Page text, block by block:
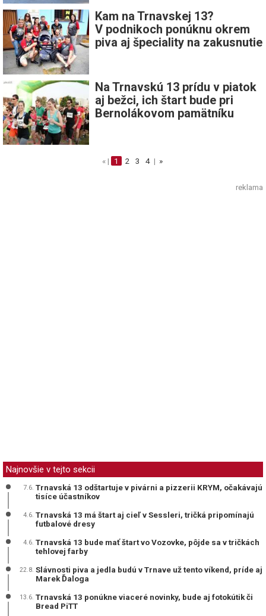
Kam na Trnavskej 13?
V podnikoch ponúknu okrem
piva aj špeciality na zakusnutie
Na Trnavskú 13 prídu v piatok
aj bežci, ich štart bude pri
Bernolákovom pamätníku
« | 1 2 3 4 | »
reklama
Najnovšie v tejto sekcii
7.6. Trnavská 13 odštartuje v pivárni a pizzerii KRYM, očakávajú
tisíce účastníkov
4.6. Trnavská 13 má štart aj cieľ v Sessleri, tričká pripomínajú
futbalové dresy
4.6. Trnavská 13 bude mať štart vo Vozovke, pôjde sa v tričkách
tehlovej farby
22.8. Slávnosti piva a jedla budú v Trnave už tento víkend, príde aj
Marek Ďaloga
13.6. Trnavská 13 ponúkne viaceré novinky, bude aj fotokútik či
Bread PiTT